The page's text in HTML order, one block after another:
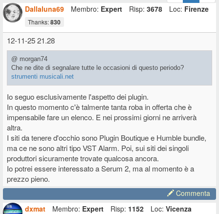
Dallaluna69
Membro: Expert Risp: 3678 Loc: Firenze
Thanks:830
12-11-25 21.28
@ morgan74
Che ne dite di segnalare tutte le occasioni di questo periodo?
strumenti musicali.net
Io seguo esclusivamente l'aspetto dei plugin.
In questo momento c'è talmente tanta roba in offerta che è
impensabile fare un elenco. E nei prossimi giorni ne arriverà
altra.
I siti da tenere d'occhio sono Plugin Boutique e Humble bundle,
ma ce ne sono altri tipo VST Alarm. Poi, sui siti dei singoli
produttori sicuramente trovate qualcosa ancora.
Io potrei essere interessato a Serum 2, ma al momento è a
prezzo pieno.
Commenta
dxmat
Membro: Expert Risp: 1152 Loc: Vicenza